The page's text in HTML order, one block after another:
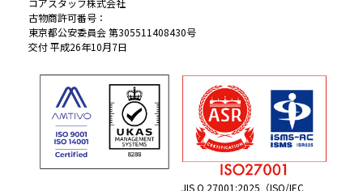
コアスタッフ株式会社
古物商許可番号：
東京都公安委員会 第305511408430号
交付 平成26年10月7日
JIS Q 27001:2025（ISO/IEC